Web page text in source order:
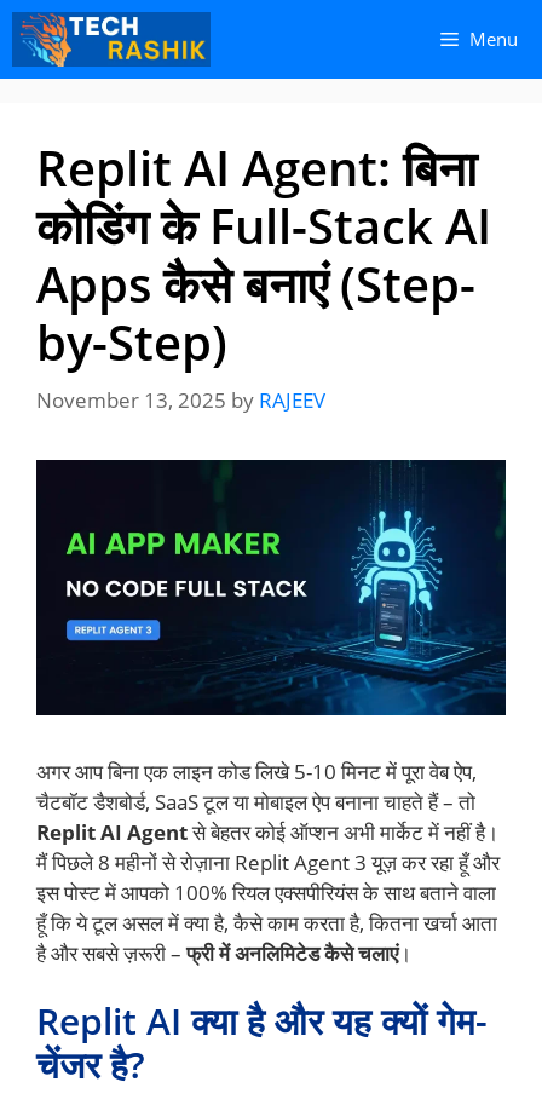
Skip
content
Skip
content
Menu
Replit AI Agent: बिना
कोडिंग के Full-Stack AI
Apps कैसे बनाएं (Step-
by-Step)
November 13, 2025 by RAJEEV
अगर आप बिना एक लाइन कोड लिखे 5-10 मिनट में पूरा वेब ऐप,
चैटबॉट डैशबोर्ड, SaaS टूल या मोबाइल ऐप बनाना चाहते हैं – तो
ReplitAI Agentसे बेहतर कोई ऑप्शन अभी मार्केट में नहीं है।
मैं पिछले 8 महीनों से रोज़ाना Replit Agent 3 यूज़ कर रहा हूँ और
इस पोस्ट में आपको 100% रियल एक्सपीरियंस के साथ बताने वाला
हूँ कि ये टूल असल में क्या है, कैसे काम करता है, कितना खर्चा आता
है और सबसे ज़रूरी –फ्री में अनलिमिटेड कैसे चलाएं।
Replit AI क्या है और यह क्यों गेम-
चेंजर है?